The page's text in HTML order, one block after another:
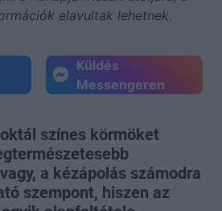
elavultak lehetnek.
Küldés
Messengeren
színes körmöket
a kézápolás számodra
szempont, hiszen az